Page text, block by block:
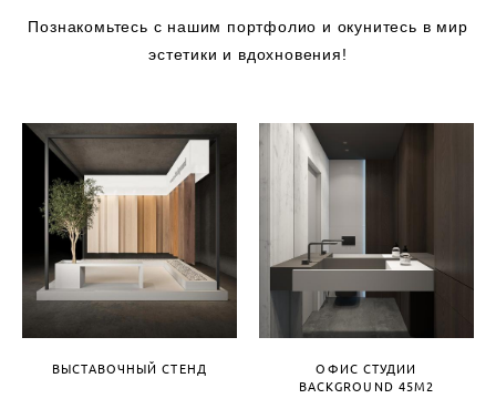
Познакомьтесь с нашим портфолио и окунитесь в мир
эстетики и вдохновения!
ВЫСТАВОЧНЫЙ СТЕНД
ОФИС СТУДИИ
BACKGROUND 45М2